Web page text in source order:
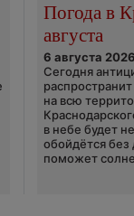
Погода в
августа
6 августа
Сегодня
на всю
в небе будет
обойдётся
поможет